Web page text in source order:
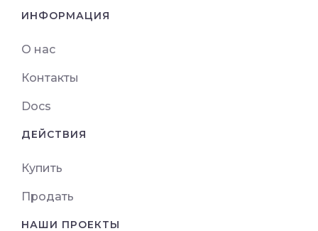
ИНФОРМАЦИЯ
О нас
Контакты
Docs
ДЕЙСТВИЯ
Купить
Продать
НАШИ ПРОЕКТЫ